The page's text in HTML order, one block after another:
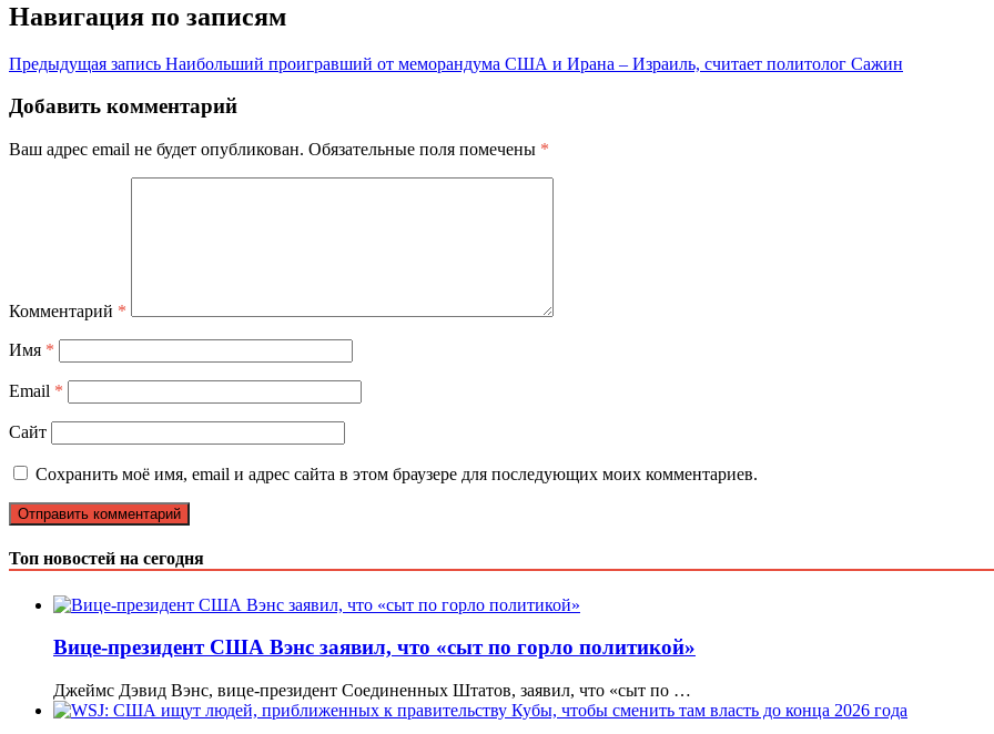
Навигация по записям
Предыдущая запись Наибольший проигравший от меморандума США и Ирана – Израиль, считает политолог Сажин
Добавить комментарий
Ваш адрес email не будет опубликован. Обязательные поля помечены *
Комментарий *
Имя *
Email *
Сайт
Сохранить моё имя, email и адрес сайта в этом браузере для последующих моих комментариев.
Топ новостей на сегодня
Вице-президент США Вэнс заявил, что «сыт по горло политикой»
Джеймс Дэвид Вэнс, вице-президент Соединенных Штатов, заявил, что «сыт по …